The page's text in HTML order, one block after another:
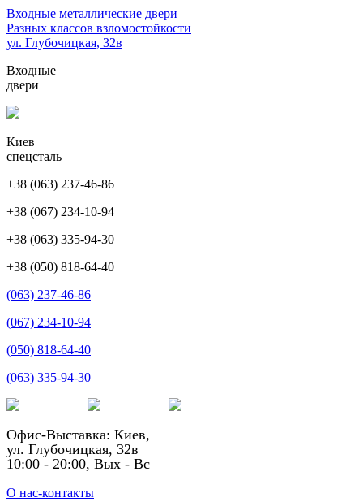
Перейти
к
содержимому
Enter)
Входные металлические двери
Разных классов взломостойкости
ул. Глубочицкая, 32в
Входные
двери
Киев
спецсталь
+38 (063) 237-46-86
+38 (067) 234-10-94
+38 (063) 335-94-30
+38 (050) 818-64-40
(063) 237-46-86
(067) 234-10-94
(050) 818-64-40
(063) 335-94-30
Офис-Выставка: Киев,
ул. Глубочицкая, 32в
10:00 - 20:00, Вых - Вс
О нас-контакты